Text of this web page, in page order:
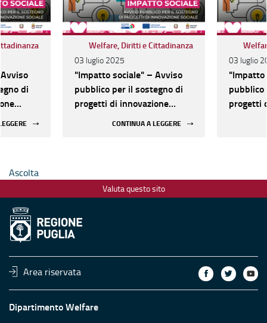
di
Welfare, Diritti e Cittadinanza
03 luglio 2025
"Impatto sociale" – Avviso
pubblico per il sostegno di
progetti di innovazione
CONTINUA A LEGGERE
03 luglio
"Impatto
progetti
Ascolta
Valuta questo sito
Area riservata
Dipartimento Welfare